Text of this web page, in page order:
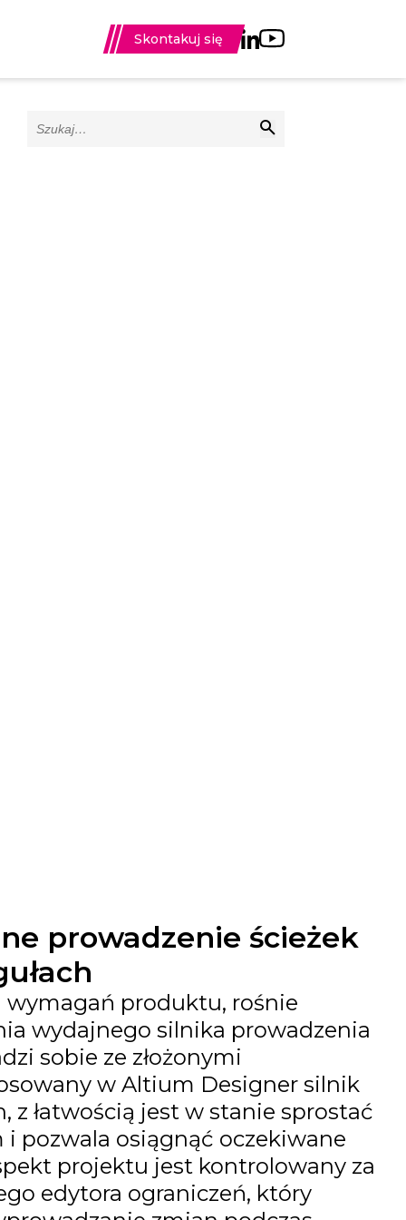
Skontakuj się
prowadzenie ścieżek
wymagań produktu, rośnie
wydajnego silnika prowadzenia
sobie ze złożonymi
w Altium Designer silnik
z łatwością jest w stanie sprostać
pozwala osiągnąć oczekiwane
projektu jest kontrolowany za
edytora ograniczeń, który